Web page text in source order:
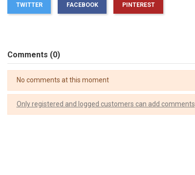
TWITTER FACEBOOK PINTEREST
Comments (0)
No comments at this moment
Only registered and logged customers can add comments